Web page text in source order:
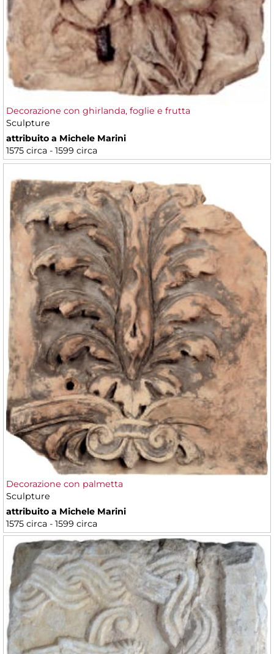
Decorazione con ghirlanda, foglie e frutta
Sculpture
attribuito a Michele Marini
1575 circa - 1599 circa
Decorazione con palmetta
Sculpture
attribuito a Michele Marini
1575 circa - 1599 circa